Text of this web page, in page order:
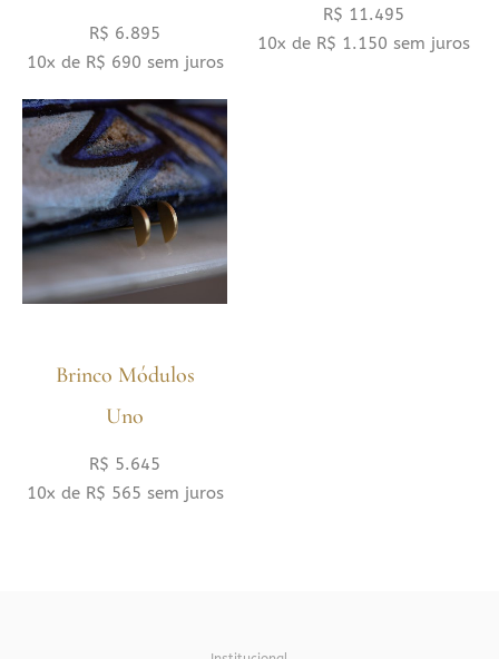
R$ 6.895
10x de R$ 690 sem juros
R$ 11.495
10x de R$ 1.150 sem juros
Brinco Módulos
Uno
R$ 5.645
10x de R$ 565 sem juros